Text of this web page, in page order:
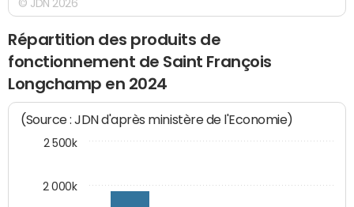
© JDN 2026
Répartition des produits de
fonctionnement de Saint François
Longchamp en 2024
(Source : JDN d'après ministère de l'Economie)
2 000k
2 500k